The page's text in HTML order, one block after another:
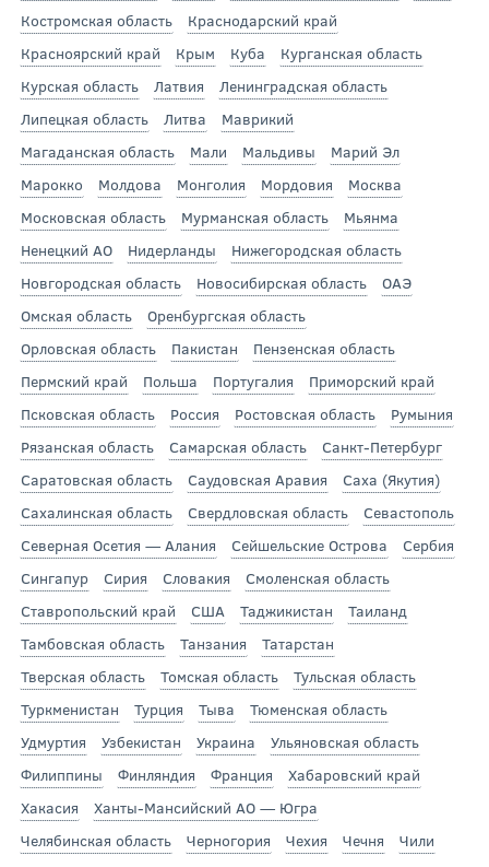
Костромская область
Краснодарский край
Красноярский край
Крым Куба
Курганская область
Курская область
Латвия
Ленинградская область
Липецкая область
Литва
Маврикий
Магаданская область
Мали Мальдивы
Марий Эл
Марокко
Молдова Монголия Мордовия
Москва
Московская область
Мурманская область
Мьянма
Ненецкий АО
Нидерланды
Нижегородская область
Новгородская область
Новосибирская область
ОАЭ
Омская область
Оренбургская область
Орловская область
Пакистан
Пензенская область
Пермский край
Польша Португалия
Приморский край
Псковская область
Россия Ростовская область
Румыния
Рязанская область
Самарская область
Санкт-Петербург
Саратовская область
Саудовская Аравия
Саха (Якутия)
Сахалинская область
Свердловская область
Севастополь
Северная Осетия — Алания
Сейшельские Острова
Сербия
Сингапур
Сирия Словакия
Смоленская область
Ставропольский край
США Таджикистан
Таиланд
Тамбовская область
Танзания
Татарстан
Тверская область
Томская область
Тульская область
Туркменистан
Турция Тыва
Тюменская область
Удмуртия
Узбекистан Украина
Ульяновская область
Филиппины
Финляндия Франция
Хабаровский край
Хакасия
Ханты-Мансийский АО — Югра
Челябинская область
Черногория Чехия Чечня
Чили